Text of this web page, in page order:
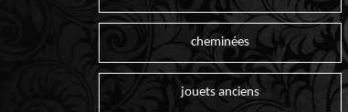
cheminées
jouets anciens